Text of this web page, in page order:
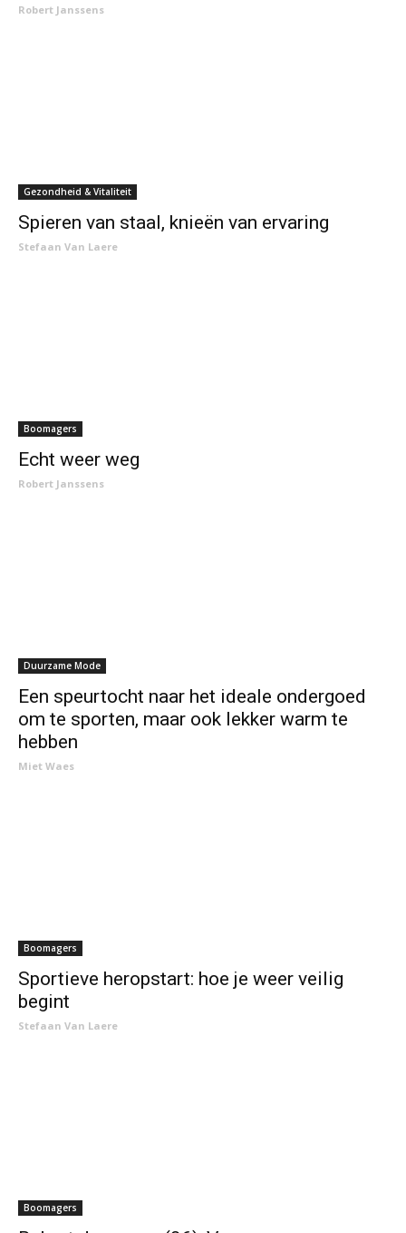
Robert Janssens
Gezondheid & Vitaliteit
Spieren van staal, knieën van ervaring
Stefaan Van Laere
Boomagers
Echt weer weg
Robert Janssens
Duurzame Mode
Een speurtocht naar het ideale ondergoed
om te sporten, maar ook lekker warm te
hebben
Miet Waes
Boomagers
Sportieve heropstart: hoe je weer veilig
begint
Stefaan Van Laere
Boomagers